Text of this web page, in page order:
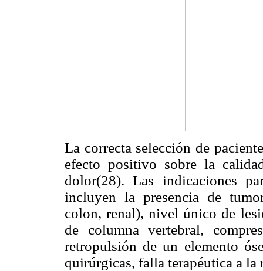
La correcta selección de
efecto positivo sobre la
dolor(28). Las indicaciones
incluyen la presencia de
colon, renal), nivel único de
de columna vertebral,
retropulsión de un elemento
quirúrgicas, falla terapéutica a la